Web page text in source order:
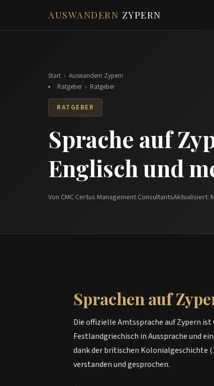
AUSWANDERN ZYPERN
Start › Auswandern Zypern
Ratgeber › Ratgeber
RATGEBER
Sprache auf
Englisch und
Von CMC Certus Management ConsultantsAktualisiert:
Sprachen auf
Die offizielle Amtssprache auf Zypern
Festlandgriechisch in Aussprache und
dank der britischen Kolonialgeschichte
verstanden und gesprochen.